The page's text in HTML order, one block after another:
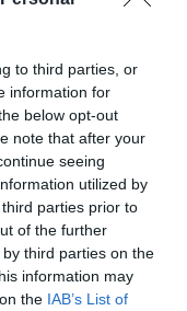
to third parties, or
information for
below opt-out
note that after your
seeing
utilized by
parties prior to
of the further
third parties on the
information may
the IAB’s List of
du Cap-Ferret,
Morbihan et notre
RÉPONDRE